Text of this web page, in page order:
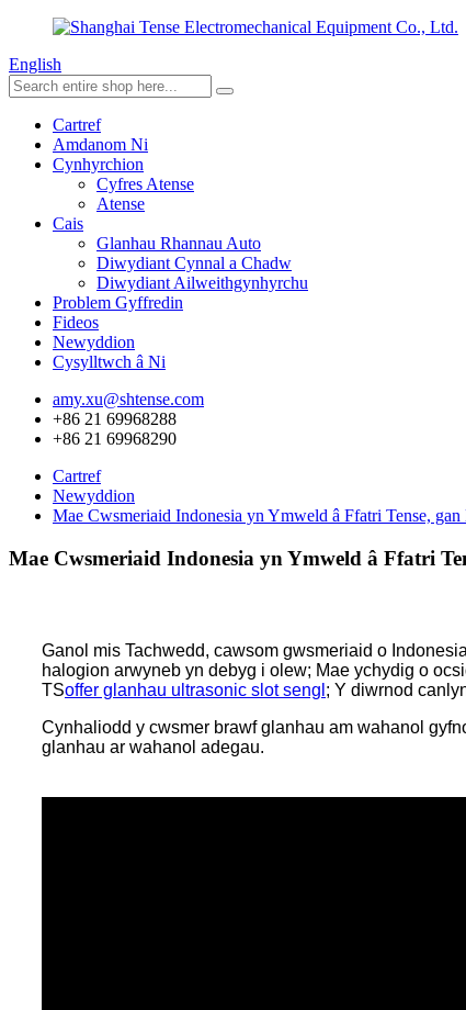
English
Cartref
Amdanom Ni
Cynhyrchion
Cyfres Atense
Atense
Cais
Glanhau Rhannau Auto
Diwydiant Cynnal a Chadw
Diwydiant Ailweithgynhyrchu
Problem Gyffredin
Fideos
Newyddion
Cysylltwch â Ni
amy.xu@shtense.com
+86 21 69968288
+86 21 69968290
Cartref
Newyddion
Mae Cwsmeriaid Indonesia yn Ymweld â Ffatri Tense,
Mae Cwsmeriaid Indonesia yn Ymweld â Ffatri
Ganol mis Tachwedd, cawsom gwsmeriaid o
halogion arwyneb yn debyg i olew; Mae ychydig o
TSoffer glanhau ultrasonic slot sengl ; Y diwrnod
Cynhaliodd y cwsmer brawf glanhau am wahanol
glanhau ar wahanol adegau.